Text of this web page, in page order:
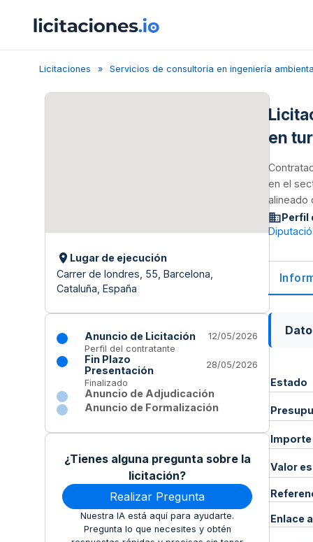
Licitaciones Servicios de consultoría en ingeniería
Lugar de ejecución
Carrer de londres, 55, Barcelona,
Cataluña, España
Anuncio de Licitación
12/05/2026
Perfil del contratante
Fin Plazo
Presentación
28/05/2026
Finalizado
Anuncio de Adjudicación
Anuncio de Formalización
¿Tienes alguna pregunta sobre la
licitación?
Realizar Pregunta
Nuestra IA está aquí para ayudarte.
Pregunta lo que necesites y obtén
en
en el
alineado
Perfil
Estado
Valor
Enlace